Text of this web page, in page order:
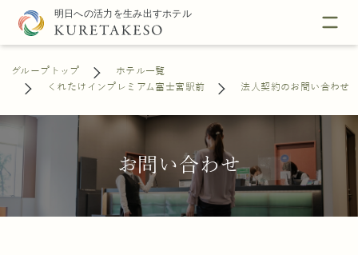
グループトップ
ホテル一覧
くれたけインプレミアム富士宮駅前
法人契約のお問い合わせ
お問い合わせ